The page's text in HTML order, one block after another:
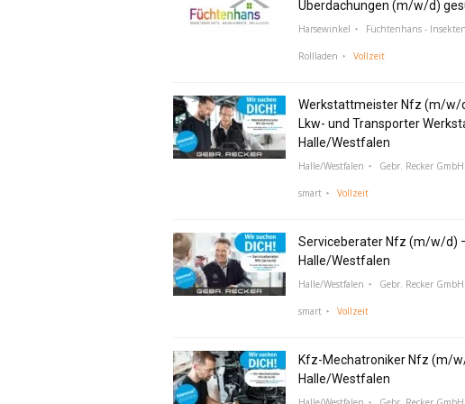
Überdachungen (m/w/d)
Harsewinkel Füchtenhans -
Rollladen Vollzeit
Werkstattmeister Nfz (m/w/
Lkw- und Transporter
Halle/Westfalen
Halle/Westfalen Gebr. Recker
smart Vollzeit
Serviceberater Nfz (m/w/d)
Halle/Westfalen
Halle/Westfalen Gebr. Recker
smart Vollzeit
Kfz-Mechatroniker Nfz (m/
Halle/Westfalen